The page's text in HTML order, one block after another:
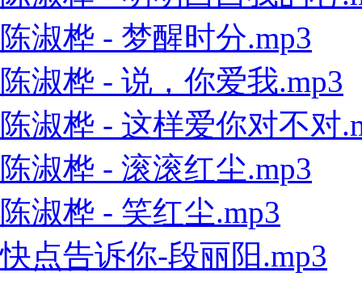
陈淑桦 - 梦醒时分.mp3
陈淑桦 - 说，你爱我.mp3
陈淑桦 - 这样爱你对不对
陈淑桦 - 滚滚红尘.mp3
陈淑桦 - 笑红尘.mp3
快点告诉你-段丽阳.mp3